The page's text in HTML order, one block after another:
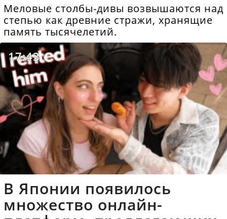
Меловые столбы-дивы возвышаются над
степью как древние стражи, хранящие
память тысячелетий.
17:43
В Японии появилось
множество онлайн-